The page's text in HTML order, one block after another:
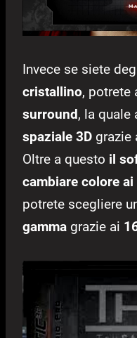
Invece se siete
cristallino, potrete
surround, la quale
spaziale 3D grazie
Oltre a questo il
cambiare colore
potrete scegliere
gamma grazie ai